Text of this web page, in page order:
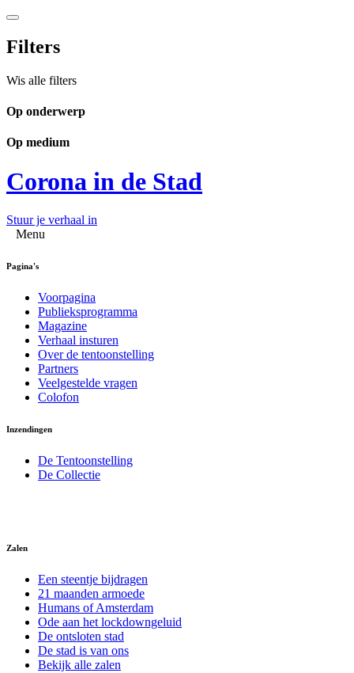
Filters
Wis alle filters
Op onderwerp
Op medium
Corona in de Stad
Stuur je verhaal in
Menu
Pagina's
Voorpagina
Publieksprogramma
Magazine
Verhaal insturen
Over de tentoonstelling
Partners
Veelgestelde vragen
Colofon
Inzendingen
De Tentoonstelling
De Collectie
Zalen
Een steentje bijdragen
21 maanden armoede
Humans of Amsterdam
Ode aan het lockdowngeluid
De ontsloten stad
De stad is van ons
Bekijk alle zalen